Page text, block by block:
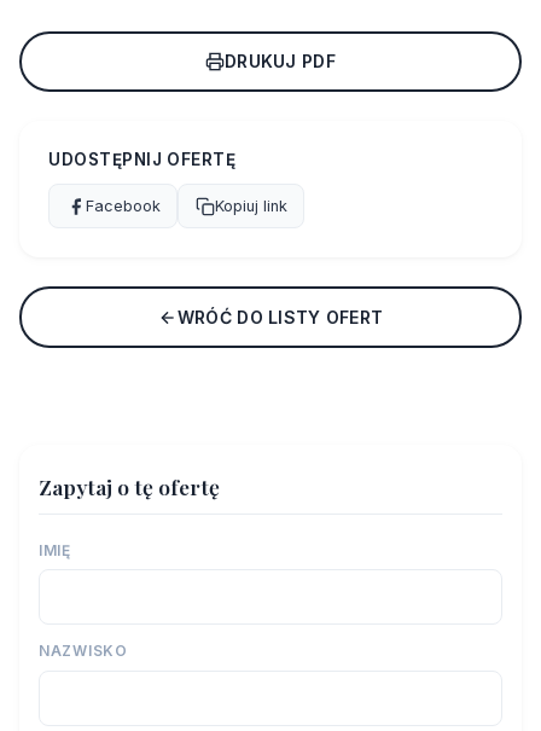
DRUKUJ PDF
UDOSTĘPNIJ OFERTĘ
Facebook Kopiuj link
WRÓĆ DO LISTY OFERT
Zapytaj o tę ofertę
IMIĘ
NAZWISKO